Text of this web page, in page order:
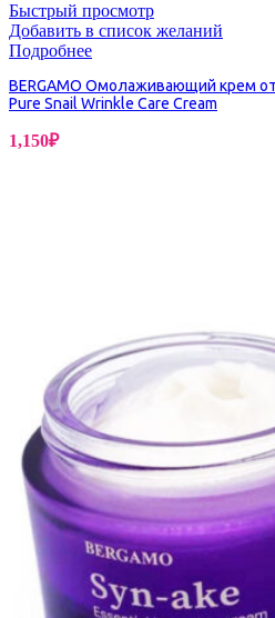
Быстрый просмотр
Добавить в список желаний
Подробнее
BERGAMO Омолаживающий крем
Pure Snail Wrinkle Care Cream
1,150₽